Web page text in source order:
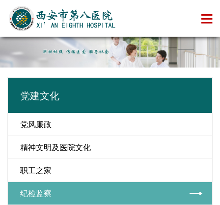
党建文化
党风廉政
精神文明及医院文化
职工之家
纪检监察